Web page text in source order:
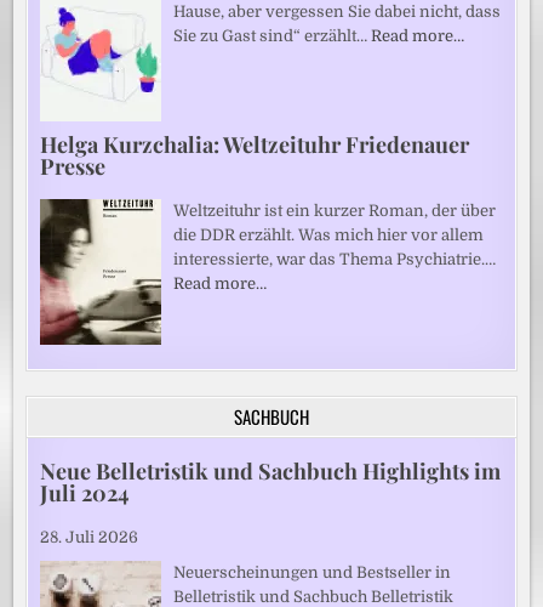
Hause, aber vergessen Sie dabei nicht, dass
Sie zu Gast sind“ erzählt…Read more…
Helga Kurzchalia: Weltzeituhr Friedenauer
Presse
Weltzeituhr ist ein kurzer Roman, der über
die DDR erzählt. Was mich hier vor allem
interessierte, war das Thema Psychiatrie.…
Read more…
SACHBUCH
Neue Belletristik und Sachbuch Highlights im
Juli 2024
28. Juli 2026
Neuerscheinungen und Bestseller in
Belletristik und Sachbuch Belletristik